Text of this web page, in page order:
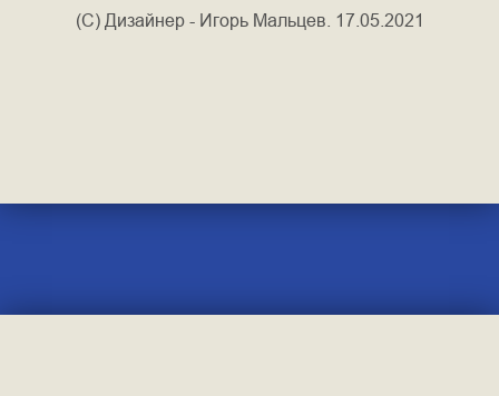
(C) Дизайнер - Игорь Мальцев. 17.05.2021